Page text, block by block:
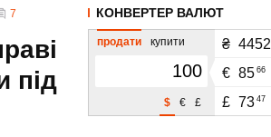
7
під
КОНВЕРТЕР ВАЛЮТ
продати купити
£
€
$
₴ 4452
€ 85 66
£ 73 47